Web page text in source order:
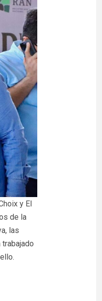
y El
de la
las